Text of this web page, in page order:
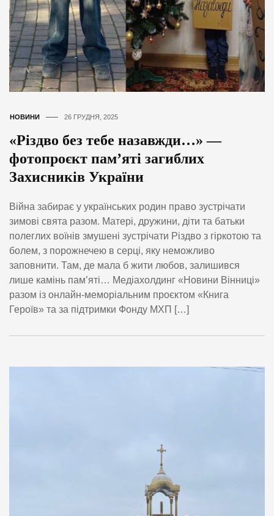
НОВИНИ 26 ГРУДНЯ, 2025
«Різдво без тебе назавжди…» —
фотопроєкт пам’яті загиблих
Захисників України
Війна забирає у українських родин право зустрічати
зимові свята разом. Матері, дружини, діти та батьки
полеглих воїнів змушені зустрічати Різдво з гіркотою та
болем, з порожнечею в серці, яку неможливо
заповнити. Там, де мала б жити любов, залишився
лише камінь пам’яті… Медіахолдинг «Новини Вінниці»
разом із онлайн-меморіальним проєктом «Книга
Героїв» та за підтримки Фонду МХП […]